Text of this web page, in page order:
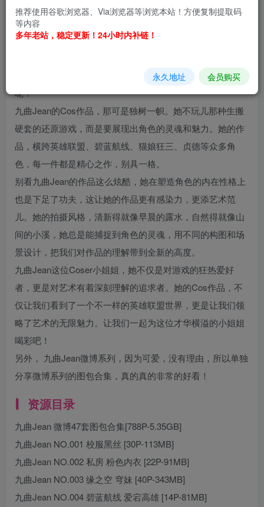
文名——Jean，这位小姐姐可是英雄联盟领域的小仙女哦！
在Coser圈里，九曲Jean就像一股清新的风，吹得大家心花
领风骚。你猜怎么着？她在微博上的粉丝已经超过30万了
呢！
九曲Jean的Cos作品，那可是独树一帜。她不玩儿那种生搬
硬套的还原游戏，而是要展现出角色的灵魂和魅力。她的作
品，横跨英雄联盟、碧蓝航线、猫娘狂三、贞德等众多角
色，每一件都是精心之作，别具一格。
别看九曲Jean的作品这么炫酷，她在塑造角色的内在性格上
也是下足了功夫，这让她的作品更有感染力，更添艺术范
儿。她的拍摄风格，清新得就像早晨的露水，自然得就像山
间的小溪，她总是能捕捉到角色的灵魂，用不同的构图和场
景设计，把我们对作品的理解带到全新的高度。
九曲Jean这位Coser小姐姐，她不仅是对游戏的狂热爱好
者，更是对艺术有着深刻理解的追求者。她的Cos作品，不
仅让我们看到了一个不一样的英雄联盟世界，更是让我们领
略了艺术的无限魅力。让我们一起为这位才华横溢的小姐姐
喝彩吧！
另外， 九曲Jean微博系列，因为可爱，没有理由，所以单独
分享微博系列的图包合集，真的真的非常的好看！
资源目录
九曲Jean 微博47套图包合集[788P-5.35GB]
九曲Jean NO.001 校服黑丝 [30P-113MB]
九曲Jean NO.002 私房 粉色内衣 [22P-91MB]
九曲Jean NO.003 缘之空 穹妹 [40P-343MB]
九曲Jean NO.004 碧蓝航线 爱宕高雄 [14P-81MB]
推荐使用谷歌浏览器、Via浏览器等浏览本站！方便复制提取码
等内容
多年老站，稳定更新！24小时内补链！
永久地址 会员购买